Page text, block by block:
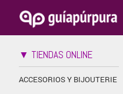
▼ TIENDAS ONLINE
ACCESORIOS Y BIJOUTERIE